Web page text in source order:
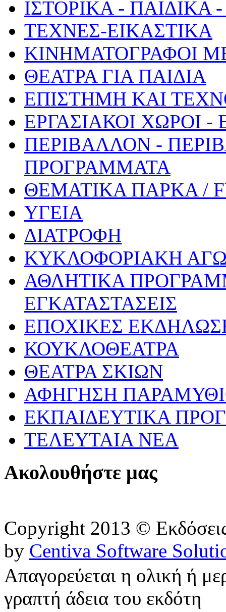
ΙΣΤΟΡΙΚΑ -
ΤΕΧΝΕΣ-ΕΙΚΑΣΤΙΚΑ
ΚΙΝΗΜΑΤΟΓΡΑΦΟΙ
ΘΕΑΤΡΑ ΓΙΑ ΠΑΙΔΙΑ
ΕΠΙΣΤΗΜΗ ΚΑΙ
ΕΡΓΑΣΙΑΚΟΙ ΧΩΡΟΙ
ΠΕΡΙΒΑΛΛΟΝ -
ΠΡΟΓΡΑΜΜΑΤΑ
ΘΕΜΑΤΙΚΑ ΠΑΡΚΑ /
ΥΓΕΙΑ
ΔΙΑΤΡΟΦΗ
ΚΥΚΛΟΦΟΡΙΑΚΗ
ΑΘΛΗΤΙΚΑ
ΕΓΚΑΤΑΣΤΑΣΕΙΣ
ΕΠΟΧΙΚΕΣ
ΚΟΥΚΛΟΘΕΑΤΡΑ
ΘΕΑΤΡΑ ΣΚΙΩΝ
ΑΦΗΓΗΣΗ
ΕΚΠΑΙΔΕΥΤΙΚΑ
ΤΕΛΕΥΤΑΙΑ ΝΕΑ
Ακολουθήστε μας
Copyright 2013 ©
by Centiva Software
Απαγορεύεται η ολική ή
γραπτή άδεια του εκδότη